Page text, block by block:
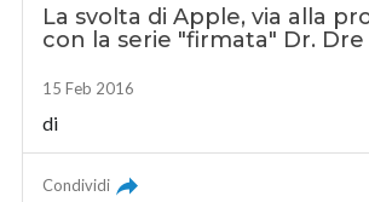
La svolta di Apple, via alla
con la serie "firmata" Dr. Dre
15 Feb 2016
di
Condividi